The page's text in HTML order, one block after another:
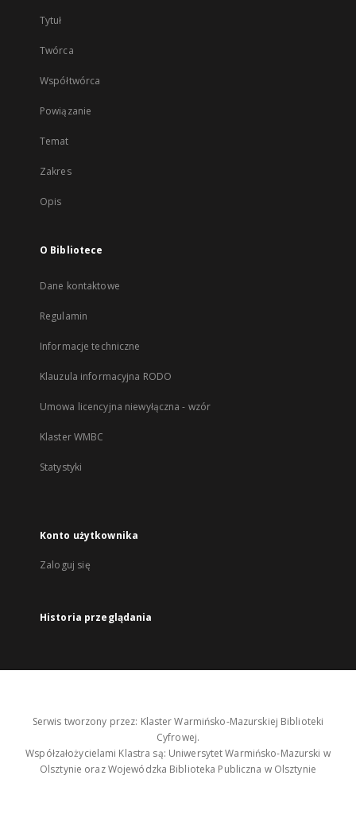
Tytuł
Twórca
Współtwórca
Powiązanie
Temat
Zakres
Opis
O Bibliotece
Dane kontaktowe
Regulamin
Informacje techniczne
Klauzula informacyjna RODO
Umowa licencyjna niewyłączna - wzór
Klaster WMBC
Statystyki
Konto użytkownika
Zaloguj się
Historia przeglądania
Serwis tworzony przez: Klaster Warmińsko-Mazurskiej Biblioteki
Cyfrowej.
Współzałożycielami Klastra są: Uniwersytet Warmińsko-Mazurski w
Olsztynie oraz Wojewódzka Biblioteka Publiczna w Olsztynie